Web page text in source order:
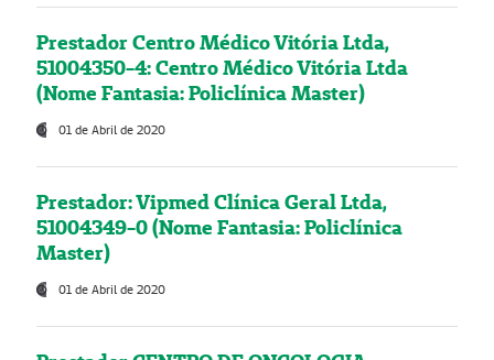
Prestador Centro Médico Vitória Ltda,
51004350-4: Centro Médico Vitória Ltda
(Nome Fantasia: Policlínica Master)
01 de Abril de 2020
Prestador: Vipmed Clínica Geral Ltda,
51004349-0 (Nome Fantasia: Policlínica
Master)
01 de Abril de 2020